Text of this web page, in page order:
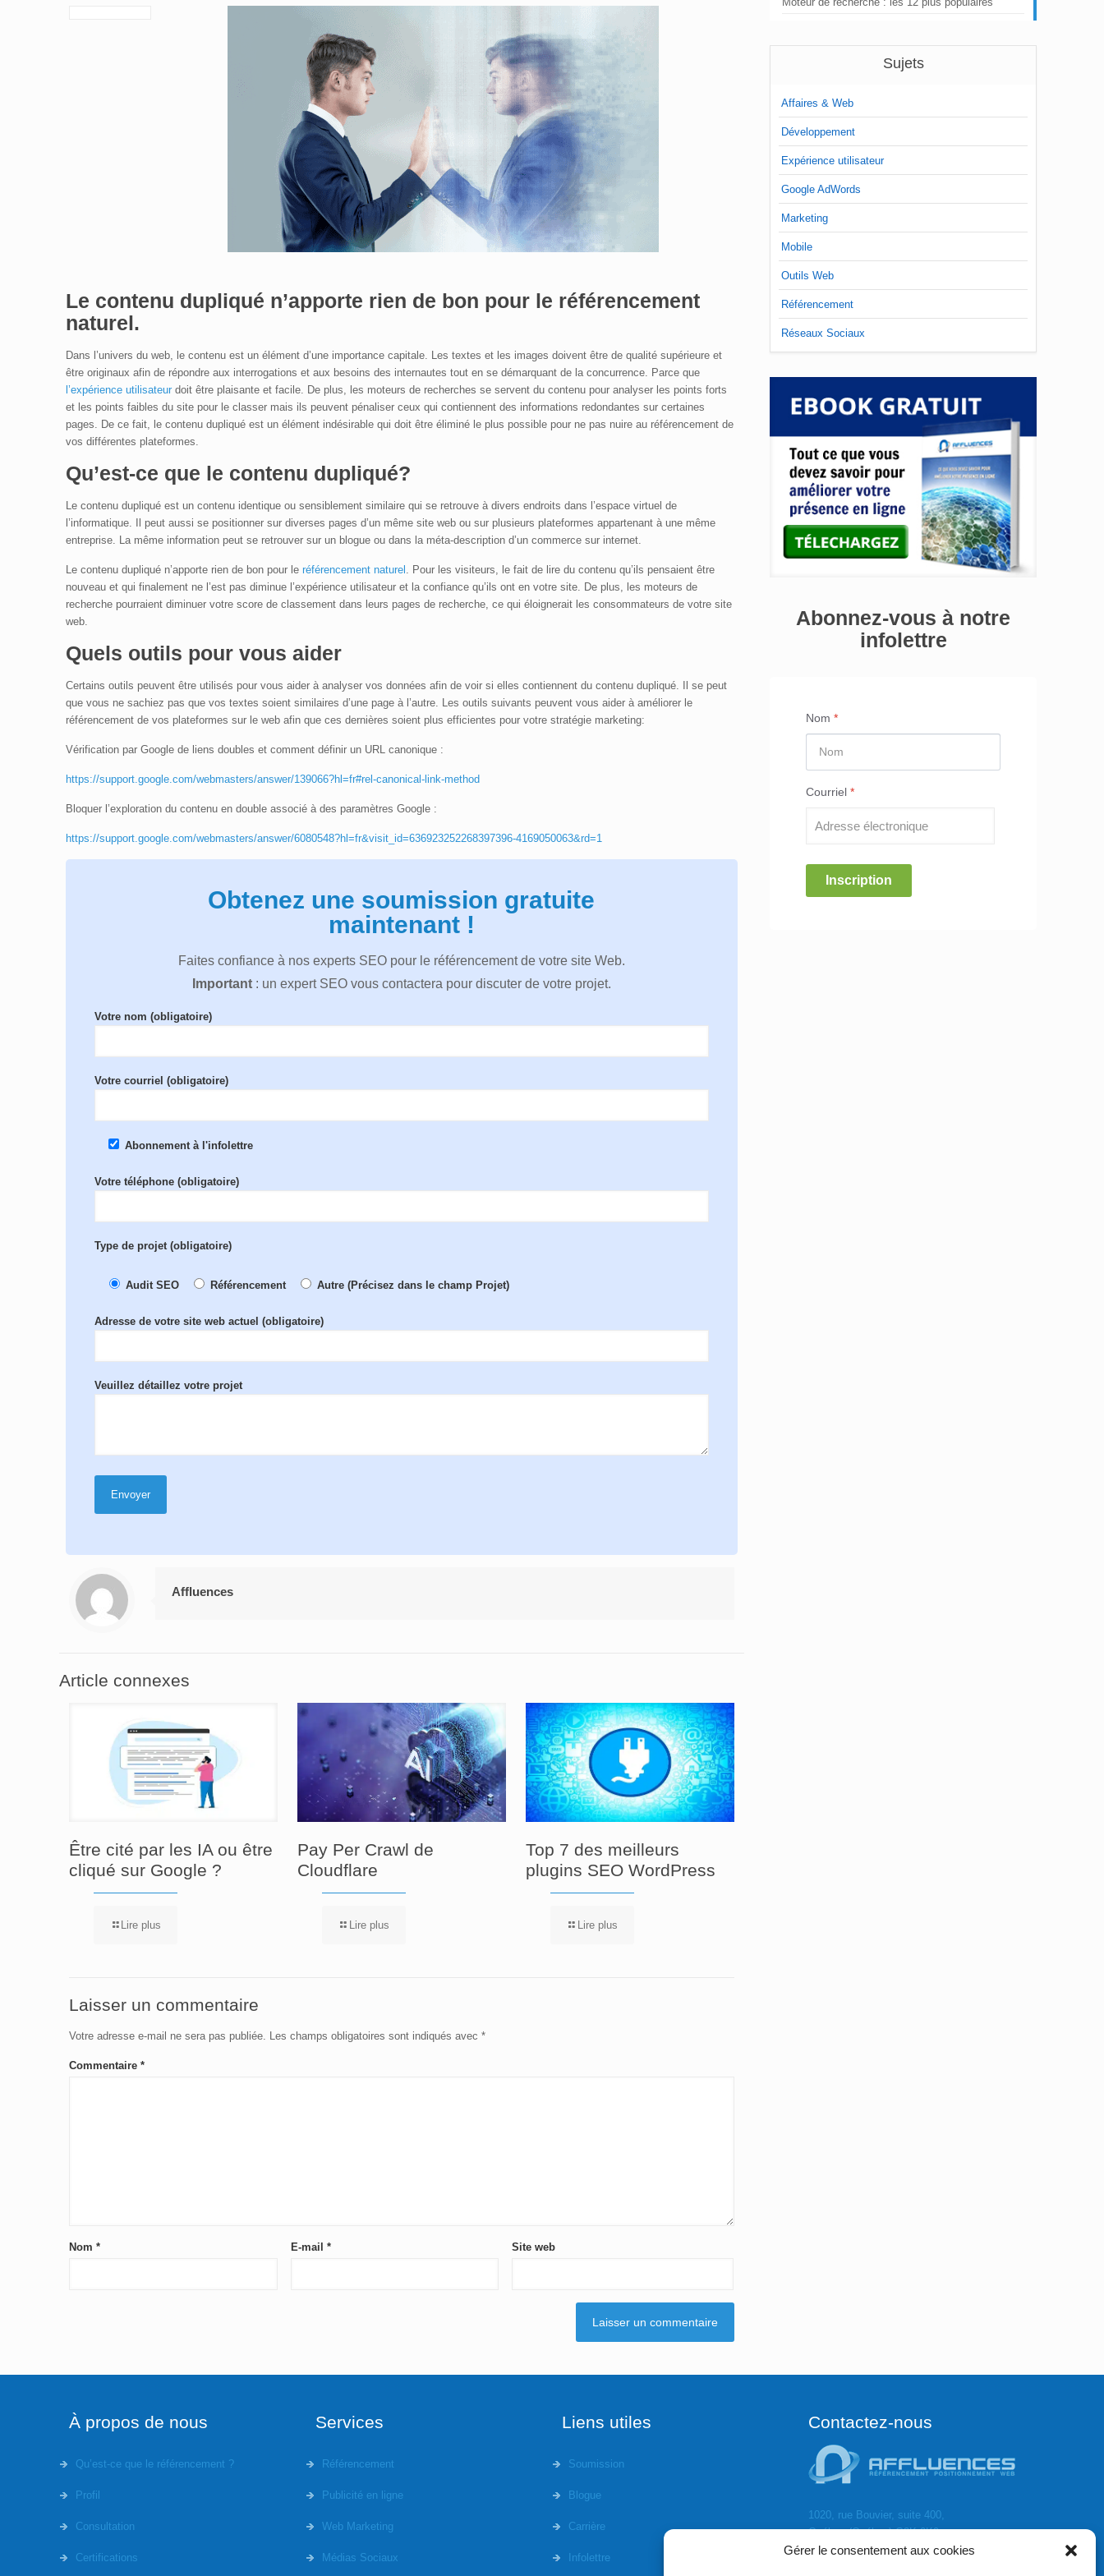
Gérer le consentement aux cookies
Le contenu dupliqué n’apporte rien de bon pour le référencement
naturel.
Dans l’univers du web, le contenu est un élément d’une importance capitale. Les textes et les images doivent être de qualité supérieure et
être originaux afin de répondre aux interrogations et aux besoins des internautes tout en se démarquant de la concurrence. Parce que
l’expérience utilisateur doit être plaisante et facile. De plus, les moteurs de recherches se servent du contenu pour analyser les points forts
et les points faibles du site pour le classer mais ils peuvent pénaliser ceux qui contiennent des informations redondantes sur certaines
pages. De ce fait, le contenu dupliqué est un élément indésirable qui doit être éliminé le plus possible pour ne pas nuire au référencement de
vos différentes plateformes.
Qu’est-ce que le contenu dupliqué?
Le contenu dupliqué est un contenu identique ou sensiblement similaire qui se retrouve à divers endroits dans l’espace virtuel de
l’informatique. Il peut aussi se positionner sur diverses pages d’un même site web ou sur plusieurs plateformes appartenant à une même
entreprise. La même information peut se retrouver sur un blogue ou dans la méta-description d’un commerce sur internet.
Le contenu dupliqué n’apporte rien de bon pour leréférencement naturel . Pour les visiteurs, le fait de lire du contenu qu’ils pensaient être
nouveau et qui finalement ne l’est pas diminue l’expérience utilisateur et la confiance qu’ils ont en votre site. De plus, les moteurs de
recherche pourraient diminuer votre score de classement dans leurs pages de recherche, ce qui éloignerait les consommateurs de votre site
web.
Quels outils pour vous aider
Certains outils peuvent être utilisés pour vous aider à analyser vos données afin de voir si elles contiennent du contenu dupliqué. Il se peut
que vous ne sachiez pas que vos textes soient similaires d’une page à l’autre. Les outils suivants peuvent vous aider à améliorer le
référencement de vos plateformes sur le web afin que ces dernières soient plus efficientes pour votre stratégie marketing:
Vérification par Google de liens doubles et comment définir un URL canonique :
https://support.google.com/webmasters/answer/139066?hl=fr#rel-canonical-link-method
Bloquer l’exploration du contenu en double associé à des paramètres Google :
https://support.google.com/webmasters/answer/6080548?hl=fr&visit_id=636923252268397396-4169050063&rd=1
Obtenez une soumission gratuite
maintenant !
Faites confiance à nos experts SEO pour le référencement de votre site Web.
Important : un expert SEO vous contactera pour discuter de votre projet.
Votre nom (obligatoire)
Votre courriel (obligatoire)
Abonnement à l'infolettre
Votre téléphone (obligatoire)
Type de projet (obligatoire)
Audit SEO Référencement Autre (Précisez dans le champ Projet)
Adresse de votre site web actuel (obligatoire)
Veuillez détaillez votre projet
Affluences
Article connexes
Être cité par les IA ou être
cliqué sur Google ?
Lire plus
Pay Per Crawl de
Cloudflare
Lire plus
Top 7 des meilleurs
plugins SEO WordPress
Lire plus
Laisser un commentaire
Votre adresse e-mail ne sera pas publiée. Les champs obligatoires sont indiqués avec *
Commentaire *
Nom * E-mail * Site web
Sujets
Affaires & Web
Développement
Expérience utilisateur
Google AdWords
Marketing
Mobile
Outils Web
Référencement
Réseaux Sociaux
Abonnez-vous à notre
infolettre
Nom *
Courriel *
Inscription
À propos de nous
Qu’est-ce que le référencement ?
Profil
Consultation
Certifications
Services
Référencement
Publicité en ligne
Web Marketing
Médias Sociaux
Liens utiles
Soumission
Blogue
Carrière
Infolettre
Contactez-nous
1020, rue Bouvier, suite 400,
Québec (Québec) G2K 0K9